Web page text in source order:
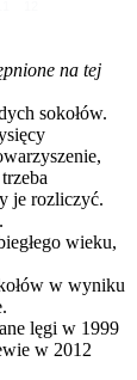
na tej
sokołów.
je rozliczyć.
.
wieku,
w wyniku
lęgi w 1999
w 2012